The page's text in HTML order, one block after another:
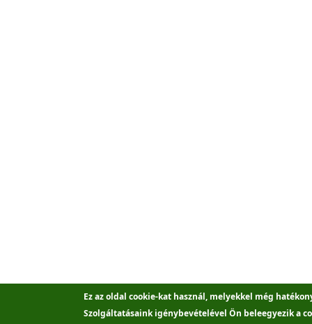
Ez az oldal cookie-kat használ, melyekkel még
Szolgáltatásaink igénybevételével Ön beleegyezik a